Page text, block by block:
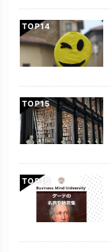
TOP
TOP
TOP